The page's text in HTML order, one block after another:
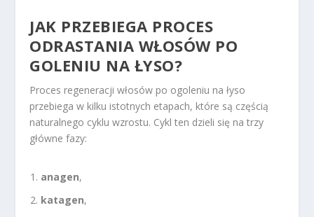
JAK PRZEBIEGA PROCES
ODRASTANIA WŁOSÓW PO
GOLENIU NA ŁYSO?
Proces regeneracji włosów po ogoleniu na łyso
przebiega w kilku istotnych etapach, które są częścią
naturalnego cyklu wzrostu. Cykl ten dzieli się na trzy
główne fazy:
anagen,
katagen,